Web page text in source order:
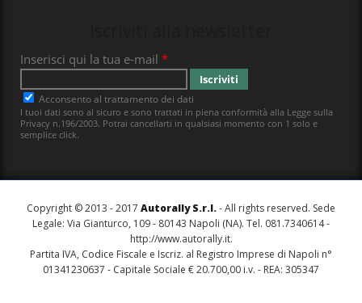
Copyright © 2013 - 2017 Autorally S.r.l.- All rights reserved. Sede
Legale: Via Gianturco, 109 - 80143 Napoli (NA). Tel. 081.7340614 -
http://www.autorally.it.
Partita IVA, Codice Fiscale e Iscriz. al Registro Imprese di Napoli n°
01341230637 - Capitale Sociale € 20.700,00 i.v. - REA: 305347